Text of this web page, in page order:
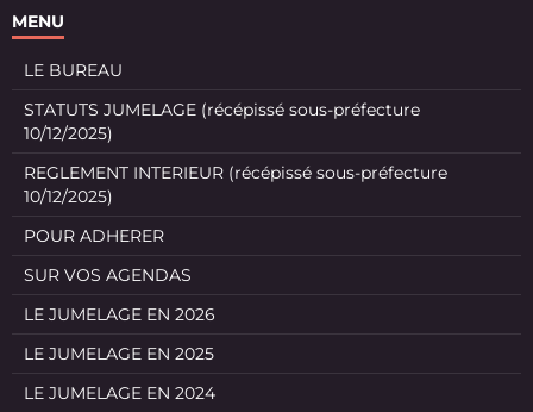
MENU
LE BUREAU
STATUTS JUMELAGE (récépissé sous-préfecture
10/12/2025)
REGLEMENT INTERIEUR (récépissé sous-préfecture
10/12/2025)
POUR ADHERER
SUR VOS AGENDAS
LE JUMELAGE EN 2026
LE JUMELAGE EN 2025
LE JUMELAGE EN 2024